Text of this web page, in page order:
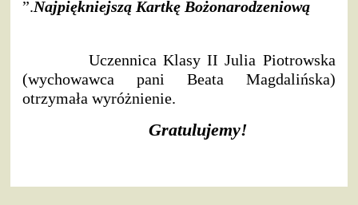
”.Najpiękniejszą Kartkę Bożonarodzeniową
Uczennica Klasy II Julia Piotrowska
(wychowawca pani Beata Magdalińska)
otrzymała wyróżnienie.
Gratulujemy!